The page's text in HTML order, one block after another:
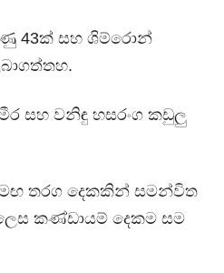
43ක් සහ ශිම්රොන්
සහ වනිඳු හසරංග කඩුලු
තරග දෙකකින් සමන්විත
කණ්ඩායම් දෙකම සම